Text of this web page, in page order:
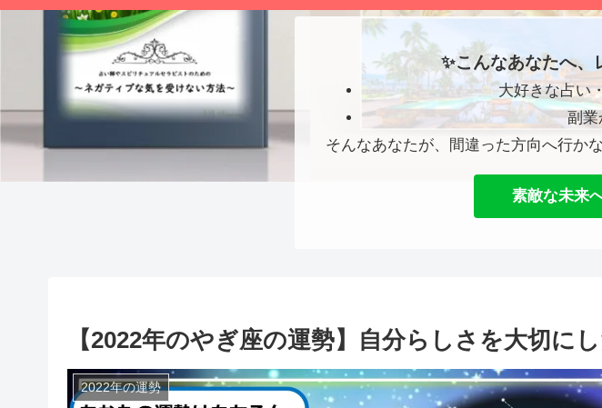
✨こんなあなたへ、
大好きな占い
副業
そんなあなたが、間違った方向へ行か
素敵な未来
【2022年のやぎ座の運勢】自分らしさを大切に
2022年の運勢